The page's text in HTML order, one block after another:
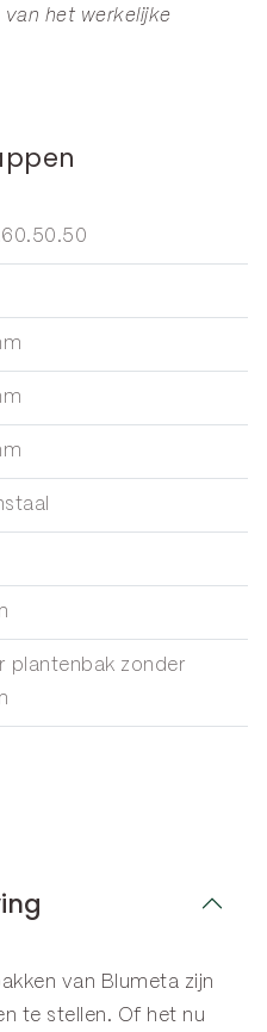
het werkelijke
plantenbak zonder
van Blumeta zijn
te stellen. Of het nu